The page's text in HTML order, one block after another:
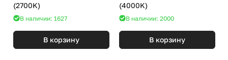
(2700K)
В наличии: 1627
В корзину
(4000K)
В наличии: 2000
В корзину